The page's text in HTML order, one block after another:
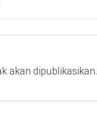
akan dipublikasikan.